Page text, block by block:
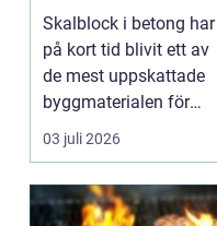
prefabricerad
betong
Skalblock i betong har
på kort tid blivit ett av
de mest uppskattade
byggmaterialen för
grund och mu...
03 juli 2026